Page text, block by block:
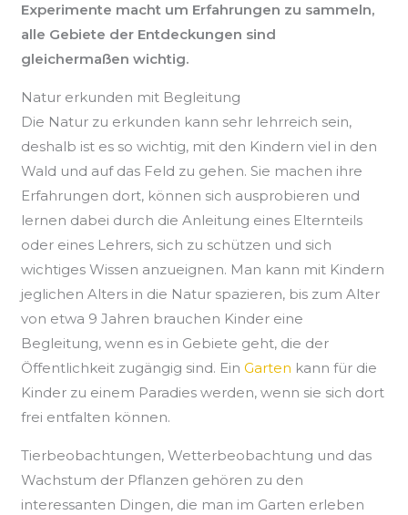
Experimente macht um Erfahrungen zu sammeln,
alle Gebiete der Entdeckungen sind
gleichermaßen wichtig.
Natur erkunden mit Begleitung
Die Natur zu erkunden kann sehr lehrreich sein,
deshalb ist es so wichtig, mit den Kindern viel in den
Wald und auf das Feld zu gehen. Sie machen ihre
Erfahrungen dort, können sich ausprobieren und
lernen dabei durch die Anleitung eines Elternteils
oder eines Lehrers, sich zu schützen und sich
wichtiges Wissen anzueignen. Man kann mit Kindern
jeglichen Alters in die Natur spazieren, bis zum Alter
von etwa 9 Jahren brauchen Kinder eine
Begleitung, wenn es in Gebiete geht, die der
Öffentlichkeit zugängig sind. EinGarten kann für die
Kinder zu einem Paradies werden, wenn sie sich dort
frei entfalten können.
Tierbeobachtungen, Wetterbeobachtung und das
Wachstum der Pflanzen gehören zu den
interessanten Dingen, die man im Garten erleben